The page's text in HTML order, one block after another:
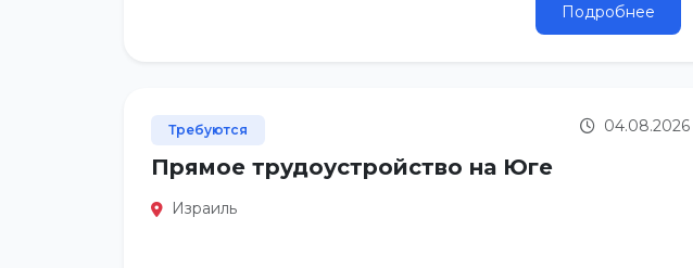
Подробнее
Требуются 04.08.2026
Прямое трудоустройство на Юге
Израиль